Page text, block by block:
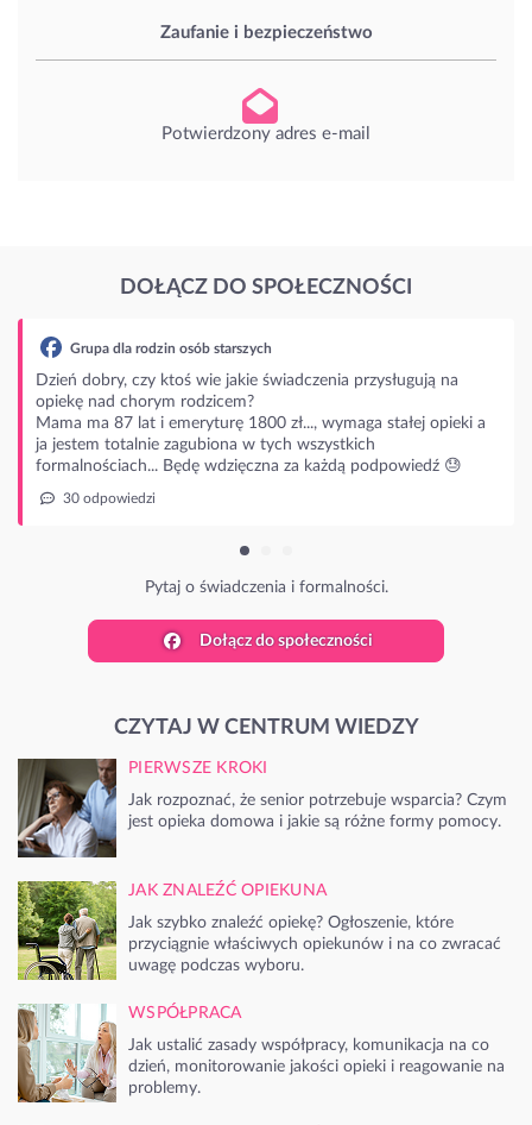
Zaufanie i bezpieczeństwo
Potwierdzony adres e-mail
DOŁĄCZ DO SPOŁECZNOŚCI
rodzin osób starszych
czy ktoś wie jakie świadczenia przysługują na
chorym rodzicem?
lat i emeryturę 1800 zł..., wymaga stałej opieki a
zagubiona w tych wszystkich
Będę wdzięczna za każdą podpowiedź 😓
Pytaj o świadczenia i formalności.
Dołącz do społeczności
CZYTAJ W CENTRUM WIEDZY
PIERWSZE KROKI
Jak rozpoznać, że senior potrzebuje wsparcia? Czym
jest opieka domowa i jakie są różne formy pomocy.
JAK ZNALEŹĆ OPIEKUNA
Jak szybko znaleźć opiekę? Ogłoszenie, które
przyciągnie właściwych opiekunów i na co zwracać
uwagę podczas wyboru.
WSPÓŁPRACA
Jak ustalić zasady współpracy, komunikacja na co
dzień, monitorowanie jakości opieki i reagowanie na
problemy.